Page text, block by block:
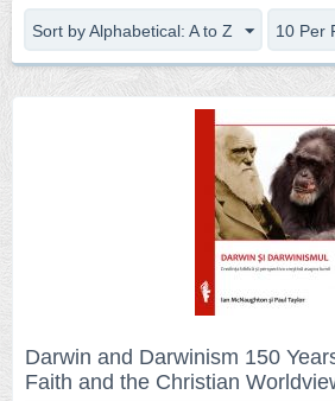
Sort by Alphabetical: A to Z 10 Per
Darwin and Darwinism 150
Faith and the Christian